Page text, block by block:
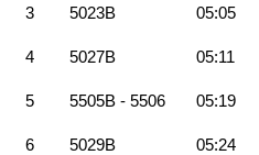
3 5023B 05:05
4 5027B 05:11
5 5505B - 5506 05:19
6 5029B 05:24